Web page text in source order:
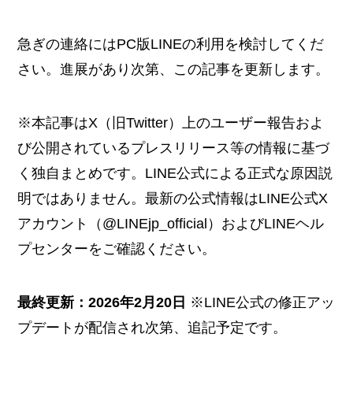
急ぎの連絡にはPC版LINEの利用を検討してくだ
さい。進展があり次第、この記事を更新します。
※本記事はX（旧Twitter）上のユーザー報告およ
び公開されているプレスリリース等の情報に基づ
く独自まとめです。LINE公式による正式な原因説
明ではありません。最新の公式情報はLINE公式X
アカウント（@LINEjp_official）およびLINEヘル
プセンターをご確認ください。
最終更新：2026年2月20日 ※LINE公式の修正アッ
プデートが配信され次第、追記予定です。